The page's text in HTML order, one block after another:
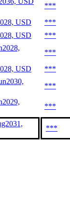
***
USD ***
USD
***
***
USD ***
***
***
***